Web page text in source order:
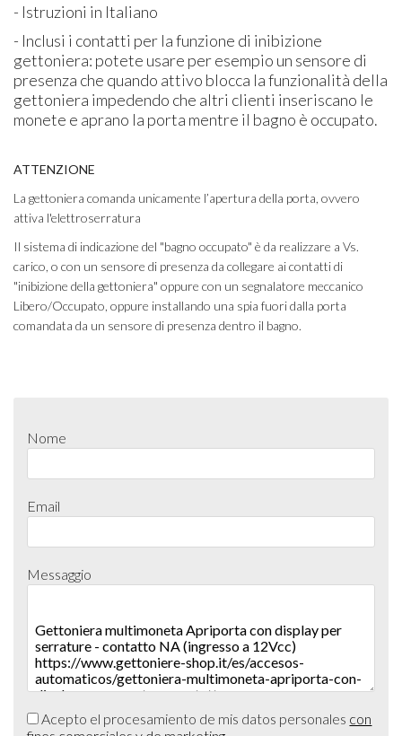
- Istruzioni in Italiano
- Inclusi i contatti per la funzione di inibizione
gettoniera: potete usare per esempio un sensore di
presenza che quando attivo blocca la funzionalità della
gettoniera impedendo che altri clienti inseriscano le
monete e aprano la porta mentre il bagno è occupato.​
ATTENZIONE
La gettoniera comanda unicamente l’apertura della porta, ovvero
attiva l'elettroserratura
Il sistema di indicazione del "bagno occupato" è da realizzare a Vs.
carico, o con un sensore di presenza da collegare ai contatti di
"inibizione della gettoniera" oppure con un segnalatore meccanico
Libero/Occupato, oppure installando una spia fuori dalla porta
comandata da un sensore di presenza dentro il bagno.
Nome
Email
Messaggio
Acepto el procesamiento de mis datos personales con